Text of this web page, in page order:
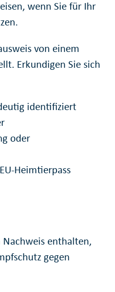
wenn Sie für Ihr
von einem
Erkundigen Sie sich
identifiziert
oder
Heimtierpass
Nachweis enthalten,
gegen